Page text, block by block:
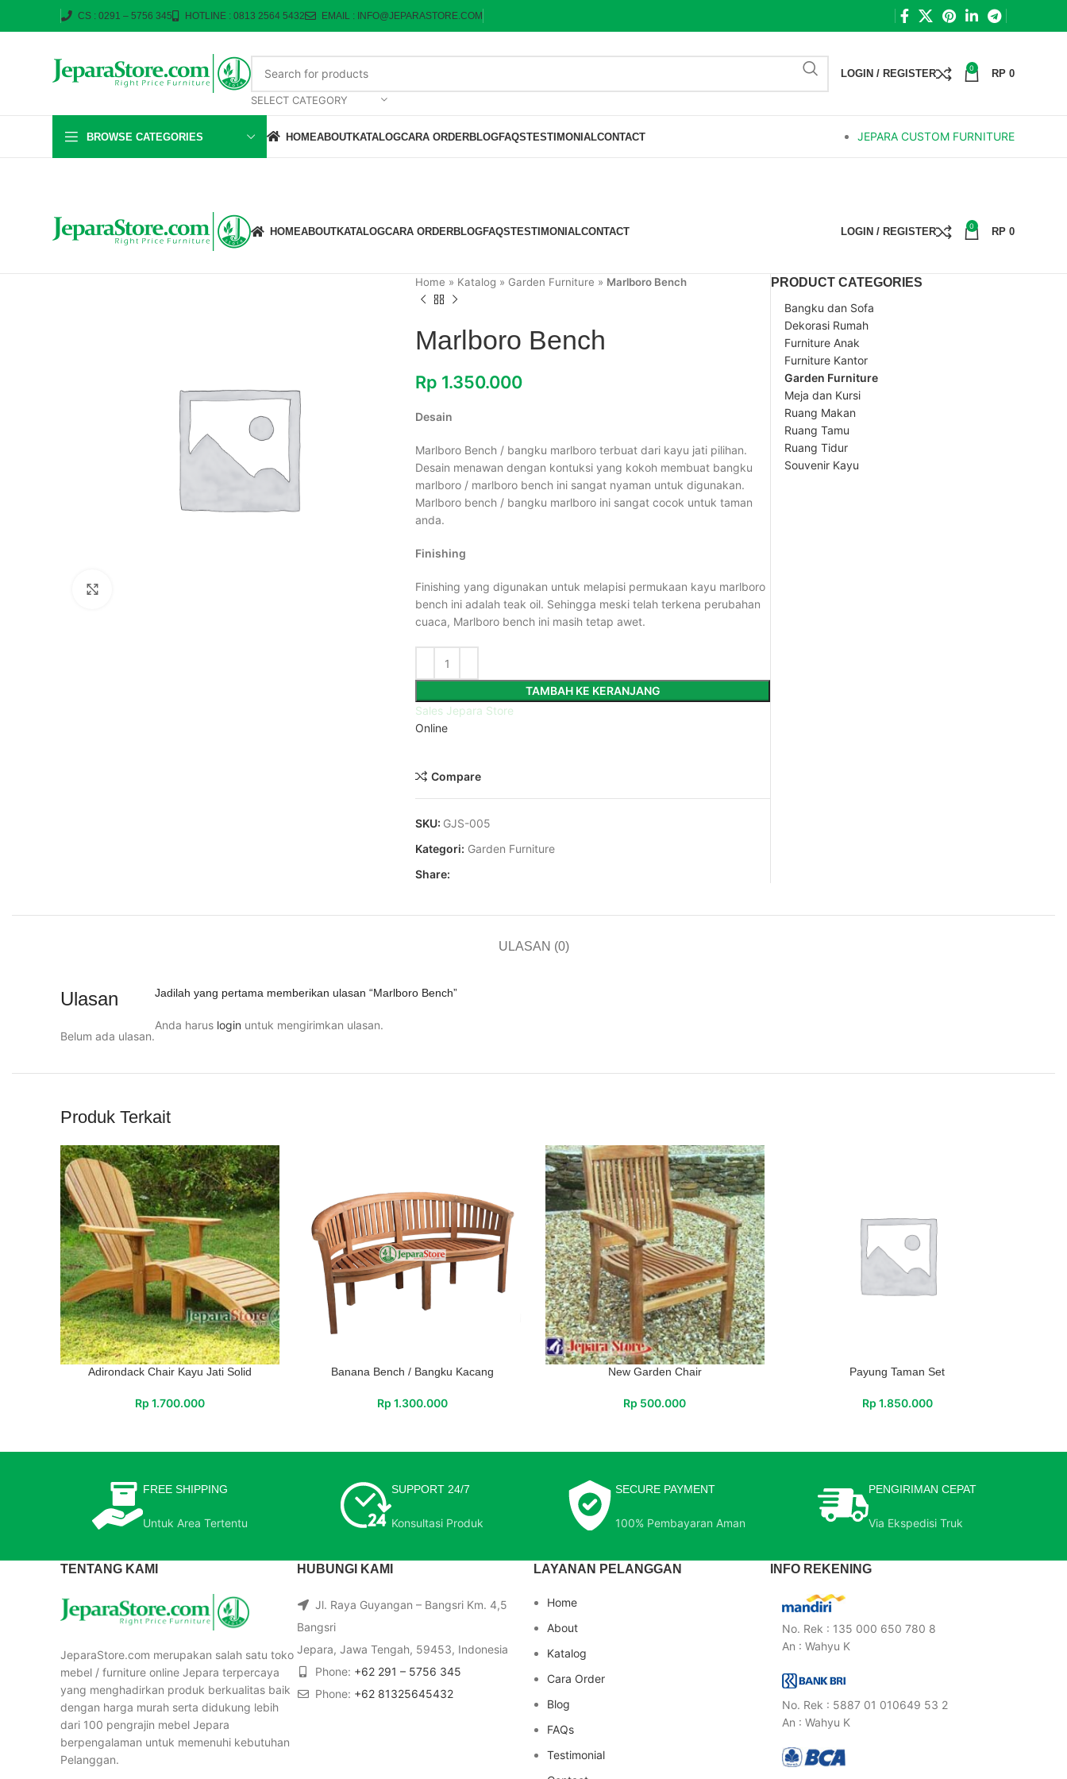
CS : 0291 – 5756 345 HOTLINE : 0813 2564 5432 EMAIL : INFO@JEPARASTORE.COM
SELECT CATEGORY
LOGIN / REGISTER 0 RP 0
BROWSE CATEGORIES HOMEABOUTKATALOGCARA ORDERBLOGFAQSTESTIMONIALCONTACT JEPARA CUSTOM FURNITURE
HOMEABOUTKATALOGCARA ORDERBLOGFAQSTESTIMONIALCONTACT LOGIN / REGISTER 0 RP 0
Home » Katalog » Garden Furniture » Marlboro Bench
Marlboro Bench
Rp 1.350.000
Desain
Marlboro Bench / bangku marlboro terbuat dari kayu jati pilihan.
Desain menawan dengan kontuksi yang kokoh membuat bangku
marlboro / marlboro bench ini sangat nyaman untuk digunakan.
Marlboro bench / bangku marlboro ini sangat cocok untuk taman
anda.
Finishing
Finishing yang digunakan untuk melapisi permukaan kayu marlboro
bench ini adalah teak oil. Sehingga meski telah terkena perubahan
cuaca, Marlboro bench ini masih tetap awet.
TAMBAH KE KERANJANG
Sales Jepara Store
Online
Compare
SKU: GJS-005
Kategori: Garden Furniture
Share:
PRODUCT CATEGORIES
Bangku dan Sofa
Dekorasi Rumah
Furniture Anak
Furniture Kantor
Garden Furniture
Meja dan Kursi
Ruang Makan
Ruang Tamu
Ruang Tidur
Souvenir Kayu
ULASAN (0)
Ulasan
Belum ada ulasan.
Jadilah yang pertama memberikan ulasan “Marlboro Bench”
Anda harus login untuk mengirimkan ulasan.
Produk Terkait
Adirondack Chair Kayu Jati Solid
Rp 1.700.000
Banana Bench / Bangku Kacang
Rp 1.300.000
New Garden Chair
Rp 500.000
Payung Taman Set
Rp 1.850.000
FREE SHIPPING
Untuk Area Tertentu
SUPPORT 24/7
Konsultasi Produk
SECURE PAYMENT
100% Pembayaran Aman
PENGIRIMAN CEPAT
Via Ekspedisi Truk
TENTANG KAMI
JeparaStore.com merupakan salah satu toko
mebel / furniture online Jepara terpercaya
yang menghadirkan produk berkualitas baik
dengan harga murah serta didukung lebih
dari 100 pengrajin mebel Jepara
berpengalaman untuk memenuhi kebutuhan
Pelanggan.
HUBUNGI KAMI
Jl. Raya Guyangan – Bangsri Km. 4,5
Bangsri
Jepara, Jawa Tengah, 59453, Indonesia
Phone: +62 291 – 5756 345
Phone: +62 81325645432
LAYANAN PELANGGAN
Home
About
Katalog
Cara Order
Blog
FAQs
Testimonial
INFO REKENING
No. Rek : 135 000 650 780 8
An : Wahyu K
No. Rek : 5887 01 010649 53 2
An : Wahyu K